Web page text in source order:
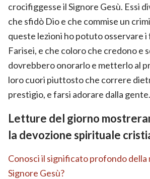
crocifiggesse il Signore Gesù. Essi
che sfidò Dio e che commise un
queste lezioni ho potuto osservare i
Farisei, e che coloro che credono e
dovrebbero onorarlo e metterlo al
loro cuori piuttosto che correre
prestigio, e farsi adorare dalla gente.
Letture del giorno
la devozione spirituale
Conosci il significato profondo
Signore Gesù?